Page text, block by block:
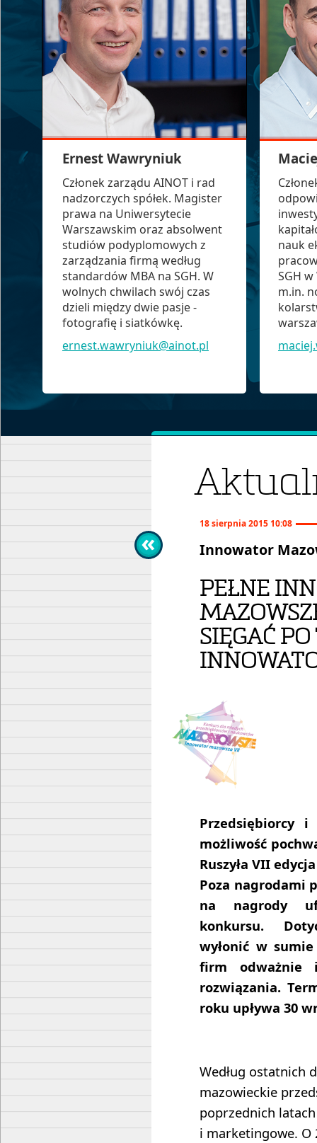
Ernest Wawryniuk
Członek zarządu AINOT i rad
nadzorczych spółek. Magister
prawa na Uniwersytecie
Warszawskim oraz absolwent
studiów podyplomowych z
zarządzania firmą według
standardów MBA na SGH. W
wolnych chwilach swój czas
dzieli między dwie pasje -
fotografię i siatkówkę.
ernest.wawryniuk@ainot.pl
nauk
SGH
m.in.
18 sierpnia 2015 10:08
Innowator
PEŁNE
SIĘGAĆ
Przedsiębiorcy
możliwość
Ruszyła VII
Poza nagrodami
na nagrody
konkursu.
wyłonić w
firm odważnie
rozwiązania.
roku upływa 30
Według ostatnich
mazowieckie
poprzednich
i marketingowe. O